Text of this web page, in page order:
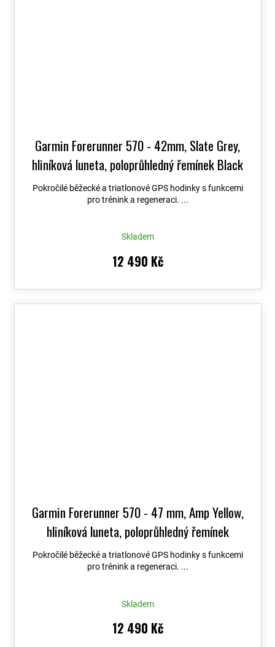
Garmin Forerunner 570 - 42mm, Slate Grey,
hliníková luneta, poloprůhledný řemínek Black
010-02970-00+ možnost výměny do 90 dní
Pokročilé běžecké a triatlonové GPS hodinky s funkcemi
pro trénink a regeneraci. ...
Skladem
12 490 Kč
Garmin Forerunner 570 - 47 mm, Amp Yellow,
hliníková luneta, poloprůhledný řemínek
Whitestone / Turquoise 010-02971-01+
možnost výměny do 90 dní
Pokročilé běžecké a triatlonové GPS hodinky s funkcemi
pro trénink a regeneraci. ...
Skladem
12 490 Kč